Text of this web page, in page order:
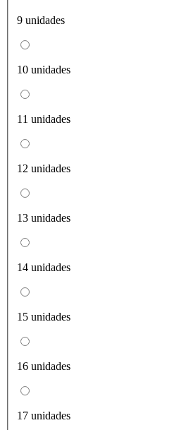
9 unidades
10 unidades
11 unidades
12 unidades
13 unidades
14 unidades
15 unidades
16 unidades
17 unidades